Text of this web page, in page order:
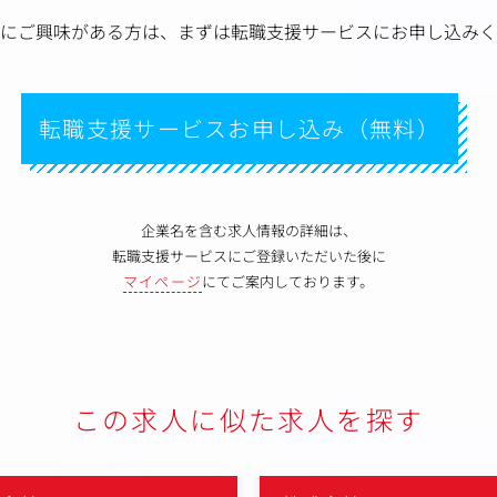
ご興味がある方は、 まずは転職支援サービスにお申し込み
転職支援サービスお申し込み（無料）
企業名を含む求人情報の詳細は、
転職支援サービスにご登録いただいた後に
マイページにてご案内しております。
この求人に似た求人を探す